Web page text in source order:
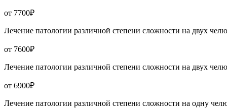
от 7700₽
Лечение патологии различной степени сложности на двух
от 7600₽
Лечение патологии различной степени сложности на двух
от 6900₽
Лечение патологии различной степени сложности на одну